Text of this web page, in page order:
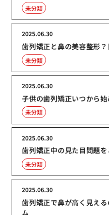
未分類
歯列矯正と鼻の美容整形
2025.06.30
未分類
子供の歯列矯正いつから
2025.06.30
未分類
歯列矯正中の見た目問題
2025.06.30
未分類
歯列矯正で鼻が高く見え
ム
2025.06.30